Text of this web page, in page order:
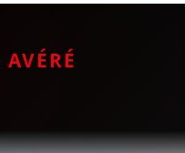
AVÉRÉ